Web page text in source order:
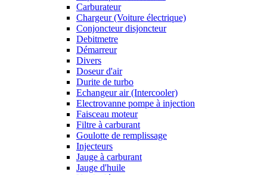
Carburateur
Chargeur (Voiture électrique)
Conjoncteur disjoncteur
Debitmetre
Démarreur
Divers
Doseur d'air
Durite de turbo
Echangeur air (Intercooler)
Electrovanne pompe à injection
Faisceau moteur
Filtre à carburant
Goulotte de remplissage
Injecteurs
Jauge à carburant
Jauge d'huile